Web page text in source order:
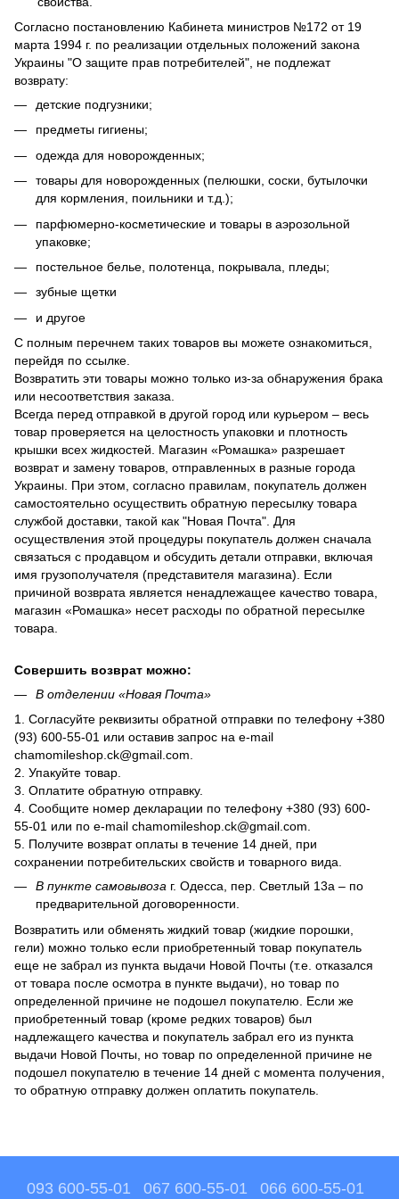
Согласно постановлению Кабинета министров №172 от 19
марта 1994 г. по реализации отдельных положений закона
Украины "О защите прав потребителей", не подлежат
возврату:
детские подгузники;
предметы гигиены;
одежда для новорожденных;
товары для новорожденных (пелюшки, соски, бутылочки
для кормления, поильники и т.д.);
парфюмерно-косметические и товары в аэрозольной
упаковке;
постельное белье, полотенца, покрывала, пледы;
зубные щетки
и другое
С полным перечнем таких товаров вы можете ознакомиться,
перейдя по ссылке
Возвратить эти товары можно только из-за обнаружения брака
или несоответствия заказа.
Всегда перед отправкой в ​​другой город или курьером – весь
товар проверяется на целостность упаковки и плотность
крышки всех жидкостей. Магазин «Ромашка» разрешает
возврат и замену товаров, отправленных в разные города
Украины. При этом, согласно правилам, покупатель должен
самостоятельно осуществить обратную пересылку товара
службой доставки, такой как "Новая Почта". Для
осуществления этой процедуры покупатель должен сначала
связаться с продавцом и обсудить детали отправки, включая
имя грузополучателя (представителя магазина). Если
причиной возврата является ненадлежащее качество товара,
магазин «Ромашка» несет расходы по обратной пересылке
товара.
Совершить возврат можно:
В отделении «Новая Почта»
1. Согласуйте реквизиты обратной отправки по телефону +380
(93) 600-55-01 или оставив запрос на e-mail
chamomileshop.ck@gmail.com.
2. Упакуйте товар.
3. Оплатите обратную отправку.
4. Сообщите номер декларации по телефону +380 (93) 600-
55-01 или по e-mail chamomileshop.ck@gmail.com.
5. Получите возврат оплаты в течение 14 дней, при
сохранении потребительских свойств и товарного вида.
В пункте самовывоза г. Одесса, пер. Светлый 13а – по
предварительной договоренности.
Возвратить или обменять жидкий товар (жидкие порошки,
гели) можно только если приобретенный товар покупатель
еще не забрал из пункта выдачи Новой Почты (т.е. отказался
от товара после осмотра в пункте выдачи), но товар по
определенной причине не подошел покупателю. Если же
приобретенный товар (кроме редких товаров) был
надлежащего качества и покупатель забрал его из пункта
выдачи Новой Почты, но товар по определенной причине не
подошел покупателю в течение 14 дней с момента получения,
то обратную отправку должен оплатить покупатель.
093 600-55-01 067 600-55-01 066 600-55-01